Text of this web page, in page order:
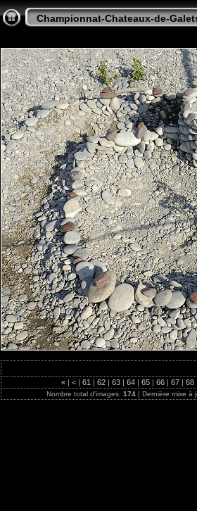
Championnat-Chateaux-de-
« | < | 61 | 62 | 63 | 64 | 65 | 66 | 67 | 68
Nombre total d'images: 174 | Dernière mise à